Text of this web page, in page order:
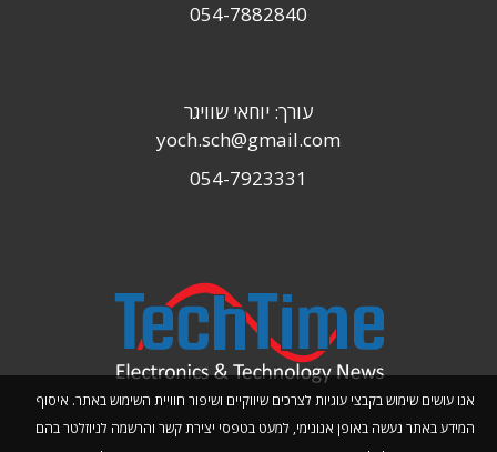
אנו עושים שימוש בקבצי עוגיות לצרכים שיווקיים ושיפור חוויית השימוש באתר. איסוף
המידע באתר נעשה באופן אנונימי, למעט בטפסי יצירת קשר והרשמה לניוזלטר בהם
054-7882840
עורך: יוחאי שוויגר
yoch.sch@gmail.com
054-7923331